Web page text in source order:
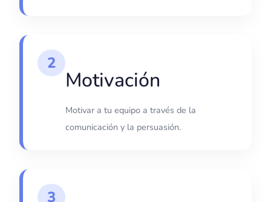
2
Motivación
Motivar a tu equipo a través de la
comunicación y la persuasión.
3